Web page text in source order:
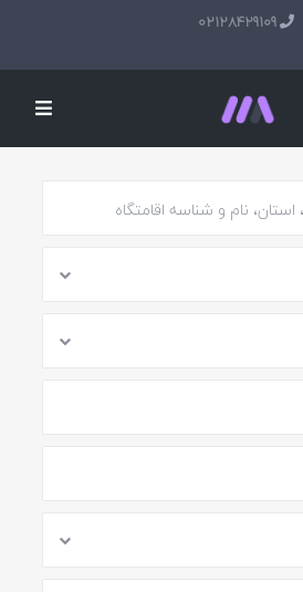
02128429109